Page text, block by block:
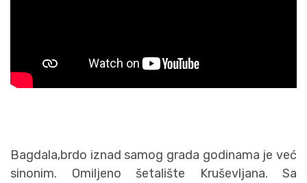
Bagdala,brdo iznad samog grada godinama je već
sinonim. Omiljeno šetalište Kruševljana. Sa